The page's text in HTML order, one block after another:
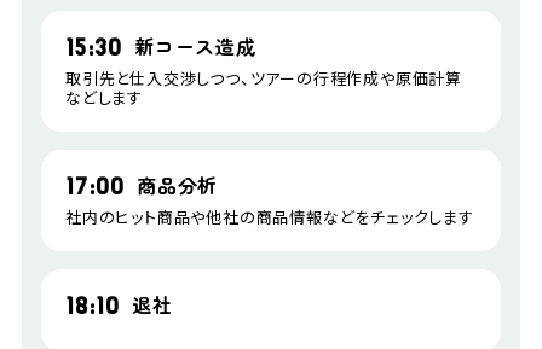
15:30 新コース造成
取引先と仕入交渉しつつ、ツアーの行程作成や原価計算
などします
17:00 商品分析
社内のヒット商品や他社の商品情報などをチェックします
18:10 退社